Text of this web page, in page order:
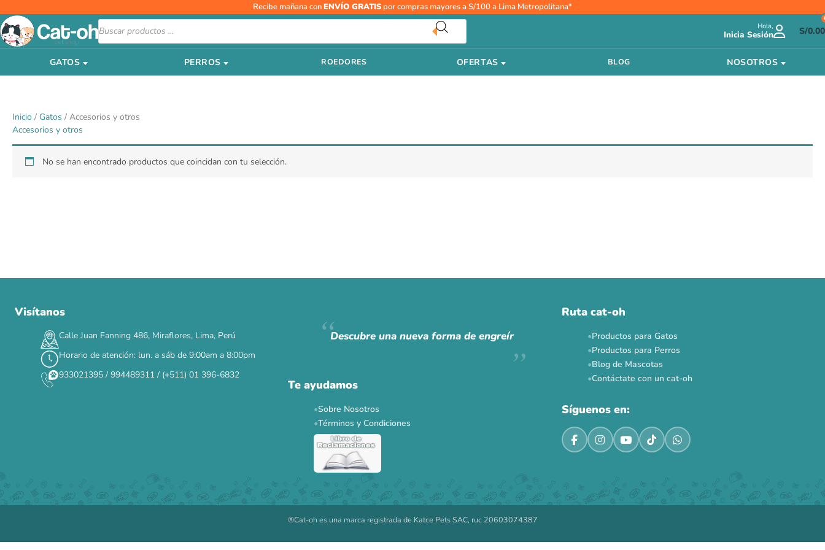
al
contenido
Recibe mañana conENVÍO GRATIS por compras mayores a S/100 a Lima Metropolitana*
Búsqueda
de
productos
Hola,
Inicia Sesión S/0.00
GATOS PERROS ROEDORES OFERTAS BLOG NOSOTROS
Inicio / Gatos / Accesorios y otros
Accesorios y otros
No se han encontrado productos que coincidan con tu selección.
✕
CAT WEEK · 4 AL 8 DE AGOSTO
Solo por esta semana.
Applaws 15% Bravery 15% Hill's 15% Tiki Cat 5+1
Visítanos
Calle Juan Fanning 486, Miraflores, Lima, Perú
Horario de atención: lun. a sáb de 9:00am a 8:00pm
933021395 / 994489311 / (+511) 01 396-6832
Descubre una nueva forma de engreír
Te ayudamos
Sobre Nosotros
Términos y Condiciones
Ruta cat-oh
Productos para Gatos
Productos para Perros
Blog de Mascotas
Contáctate con un cat-oh
Síguenos en:
®Cat-oh es una marca registrada de Katce Pets SAC, ruc 20603074387